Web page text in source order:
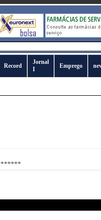
Record
Jornal
I
Emprego